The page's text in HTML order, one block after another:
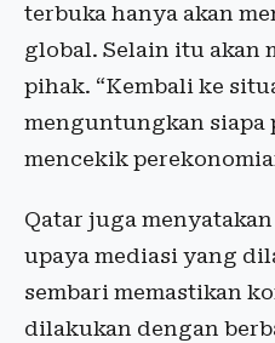
terbuka hanya akan
global. Selain itu akan
pihak. “Kembali ke
menguntungkan siapa
mencekik
Qatar juga
upaya mediasi yang
sembari memastikan
dilakukan dengan